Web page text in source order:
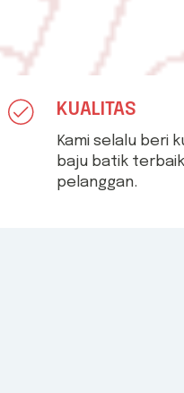
KUALITAS
Kami selalu beri
baju batik
pelanggan.